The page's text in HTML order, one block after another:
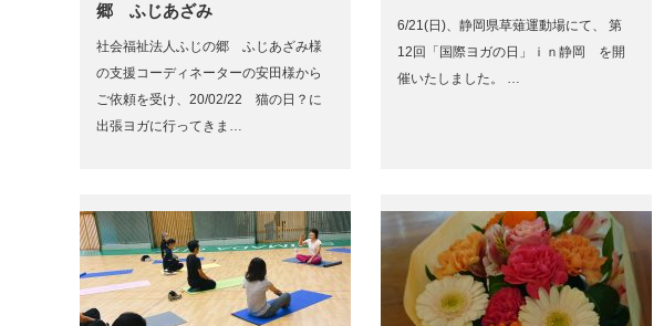
郷 ふじあざみ
社会福祉法人ふじの郷 ふじあざみ様
の支援コーディネーターの安田様から
ご依頼を受け、20/02/22 猫の日？に
出張ヨガに行ってきま…
6/21(日)、静岡県草薙運動場にて、 第
12回「国際ヨガの日」ｉｎ静岡 を開
催いたしました。 …